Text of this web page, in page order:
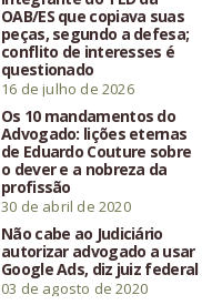
OAB/ES que copiava suas
peças, segundo a defesa;
conflito de interesses é
questionado
16 de julho de 2026
Os 10 mandamentos do
Advogado: lições eternas
de Eduardo Couture sobre
o dever e a nobreza da
profissão
30 de abril de 2020
Não cabe ao Judiciário
autorizar advogado a usar
Google Ads, diz juiz federal
03 de agosto de 2020